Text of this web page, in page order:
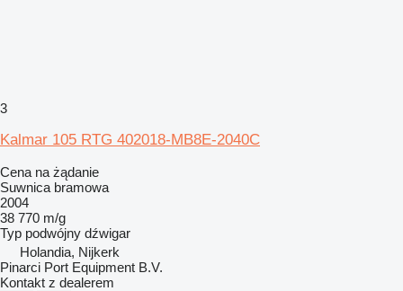
3
Kalmar 105 RTG 402018-MB8E-2040C
Cena na żądanie
Suwnica bramowa
2004
38 770 m/g
Typ podwójny dźwigar
Holandia, Nijkerk
Pinarci Port Equipment B.V.
Kontakt z dealerem